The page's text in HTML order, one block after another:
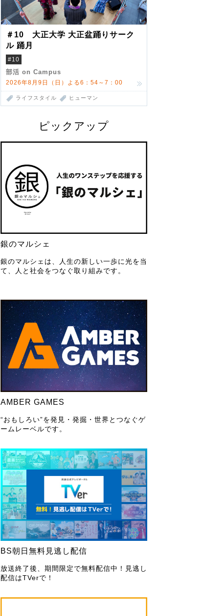
＃10 大正大学 大正盆踊りサーク
ル 踊月
#10
部活 on Campus
2026年8月9日（日）よる6：54～7：00
ライフスタイル ヒューマン
ピックアップ
銀のマルシェ
銀のマルシェは、人生の新しい一歩に光を当
て、人と社会をつなぐ取り組みです。
AMBER GAMES
“おもしろい”を発見・発掘・世界とつなぐゲ
ームレーベルです。
BS朝日無料見逃し配信
放送終了後、期間限定で無料配信中！見逃し
配信はTVerで！